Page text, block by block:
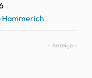
Hammerich